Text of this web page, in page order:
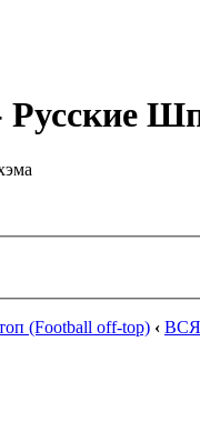
Русские
(Football off-top) ‹